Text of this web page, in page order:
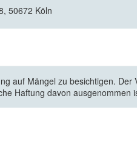
50672 Köln
auf Mängel zu besichtigen.
Haftung davon ausgenommen